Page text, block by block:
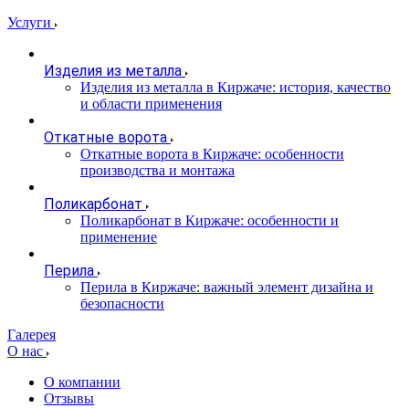
Услуги
Изделия из металла
Изделия из металла в Киржаче: история, качество
и области применения
Откатные ворота
Откатные ворота в Киржаче: особенности
производства и монтажа
Поликарбонат
Поликарбонат в Киржаче: особенности и
применение
Перила
Перила в Киржаче: важный элемент дизайна и
безопасности
Галерея
О нас
О компании
Отзывы